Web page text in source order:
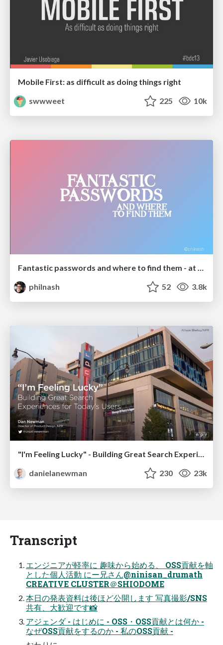
Mobile First: as difficult as doing things right
swwweet
225 10k
Fantastic passwords and where to find them - at NoRuKo
philnash
52 3.8k
danielanewman
230 23k
Transcript
エンジニアが軽率に 趣味から始める、 OSS貢献を軸
とした個人活動 にー兄さん@ninisan_drumath
CREATIVE CLUSTER＠SHIODOME
本日の発表資料は後ほど公開します 写真撮影/SNS
共有、大歓迎です📸
アジェンダ - はじめに - OSS・OSS貢献とは何か -
なぜOSS貢献をするのか - 私のOSS貢献 -